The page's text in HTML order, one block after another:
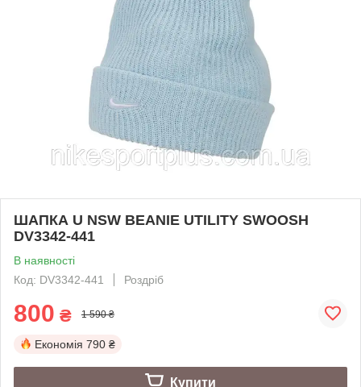
ШАПКА U NSW BEANIE UTILITY SWOOSH
DV3342-441
В наявності
Код: DV3342-441
Роздріб
800 ₴ 1 590 ₴
Економія 790 ₴
Купити